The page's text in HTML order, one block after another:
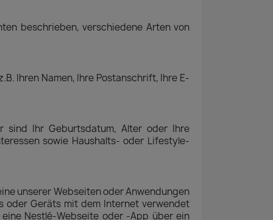
beschrieben, verschiedene Arten von
Ihren Namen, Ihre Postanschrift, Ihre E-
sind Ihr Geburtsdatum, Alter oder Ihre
sowie Haushalts- oder Lifestyle-
unserer Webseiten oder Anwendungen
oder Geräts mit dem Internet verwendet
Nestlé-Webseite oder -App über ein